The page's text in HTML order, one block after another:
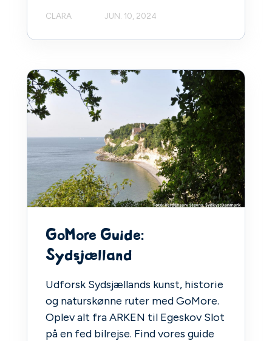
CLARA JUN. 10, 2024
GoMore Guide:
Sydsjælland
Udforsk Sydsjællands kunst, historie
og naturskønne ruter med GoMore.
Oplev alt fra ARKEN til Egeskov Slot
på en fed bilrejse. Find vores guide